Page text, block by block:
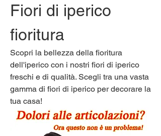
Fiori di iperico
fioritura
Scopri la bellezza della fioritura
dell'iperico con i nostri fiori di iperico
freschi e di qualità. Scegli tra una vasta
gamma di fiori di iperico per decorare la
tua casa!